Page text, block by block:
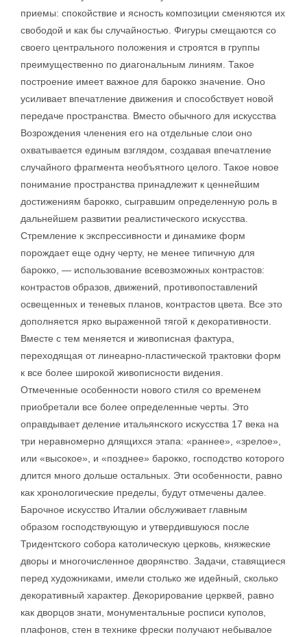
приемы: спокойствие и ясность композиции сменяются их
свободой и как бы случайностью. Фигуры смещаются со
своего центрального положения и строятся в группы
преимущественно по диагональным линиям. Такое
построение имеет важное для барокко значение. Оно
усиливает впечатление движения и способствует новой
передаче пространства. Вместо обычного для искусства
Возрождения членения его на отдельные слои оно
охватывается единым взглядом, создавая впечатление
случайного фрагмента необъятного целого. Такое новое
понимание пространства принадлежит к ценнейшим
достижениям барокко, сыгравшим определенную роль в
дальнейшем развитии реалистического искусства.
Стремление к экспрессивности и динамике форм
порождает еще одну черту, не менее типичную для
барокко, — использование всевозможных контрастов:
контрастов образов, движений, противопоставлений
освещенных и теневых планов, контрастов цвета. Все это
дополняется ярко выраженной тягой к декоративности.
Вместе с тем меняется и живописная фактура,
переходящая от линеарно-пластической трактовки форм
к все более широкой живописности видения.
Отмеченные особенности нового стиля со временем
приобретали все более определенные черты. Это
оправдывает деление итальянского искусства 17 века на
три неравномерно длящихся этапа: «раннее», «зрелое»,
или «высокое», и «позднее» барокко, господство которого
длится много дольше остальных. Эти особенности, равно
как хронологические пределы, будут отмечены далее.
Барочное искусство Италии обслуживает главным
образом господствующую и утвердившуюся после
Тридентского собора католическую церковь, княжеские
дворы и многочисленное дворянство. Задачи, ставящиеся
перед художниками, имели столько же идейный, сколько
декоративный характер. Декорирование церквей, равно
как дворцов знати, монументальные росписи куполов,
плафонов, стен в технике фрески получают небывалое